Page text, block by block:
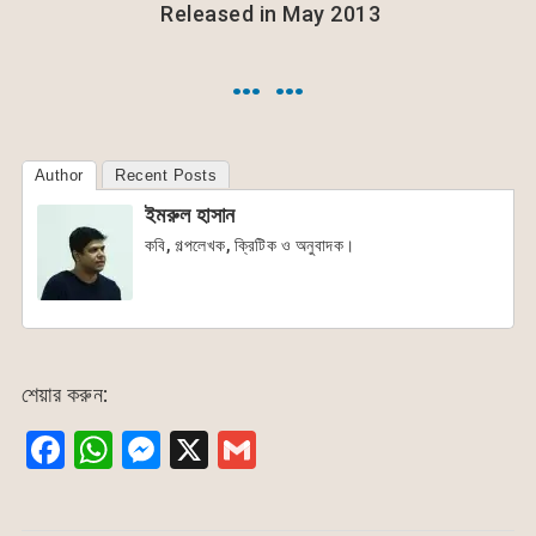
Released in May 2013
… …
Author Recent Posts
ইমরুল হাসান
কবি, গল্পলেখক, ক্রিটিক ও অনুবাদক।
শেয়ার করুন:
F
W
M
X